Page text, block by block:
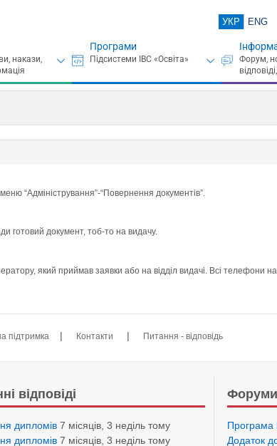
УКР ENG
Програми
“Адміністрування”-“Повернення документів”.
готовий документ, тоб-то на видачу.
який приймав заявки або на відділ видачі. Всі телефони на
підтримка | Контакти | Питання - відповідь
відповіді
дипломів 7 місяців, 3 неділь тому
дипломів 7 місяців, 3 неділь тому
Форуми
Програма
Додаток